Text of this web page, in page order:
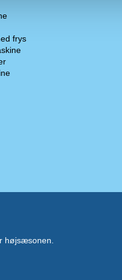
frys
højsæsonen.